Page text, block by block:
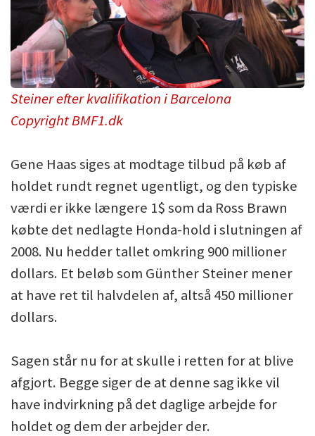
Steiner efter kvalifikation i Barcelona
Copyright BMF1.dk
Gene Haas siges at modtage tilbud på køb af
holdet rundt regnet ugentligt, og den typiske
værdi er ikke længere 1$ som da Ross Brawn
købte det nedlagte Honda-hold i slutningen af
2008. Nu hedder tallet omkring 900 millioner
dollars. Et beløb som Günther Steiner mener
at have ret til halvdelen af, altså 450 millioner
dollars.
Sagen står nu for at skulle i retten for at blive
afgjort. Begge siger de at denne sag ikke vil
have indvirkning på det daglige arbejde for
holdet og dem der arbejder der.